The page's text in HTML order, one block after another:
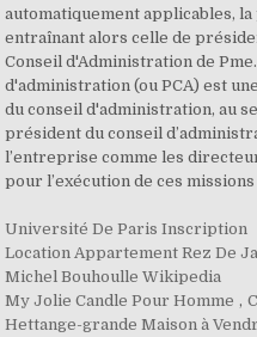
automatiquement applicables,
entraînant alors celle de
Conseil d'Administration de
d'administration (ou PCA) est
du conseil d'administration, au
président du conseil
l’entreprise comme les
pour l’exécution de ces
Université De Paris Inscription
Location Appartement Rez De
Michel Bouhoulle Wikipedia
My Jolie Candle Pour Homme ,
Hettange-grande Maison à